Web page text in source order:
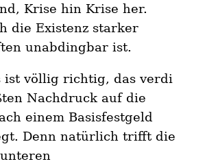
Krise hin Krise her.
die Existenz starker
unabdingbar ist.
ist völlig richtig, das verdi
Nachdruck auf die
einem Basisfestgeld
Denn natürlich trifft die